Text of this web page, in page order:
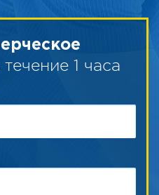
течение 1 часа